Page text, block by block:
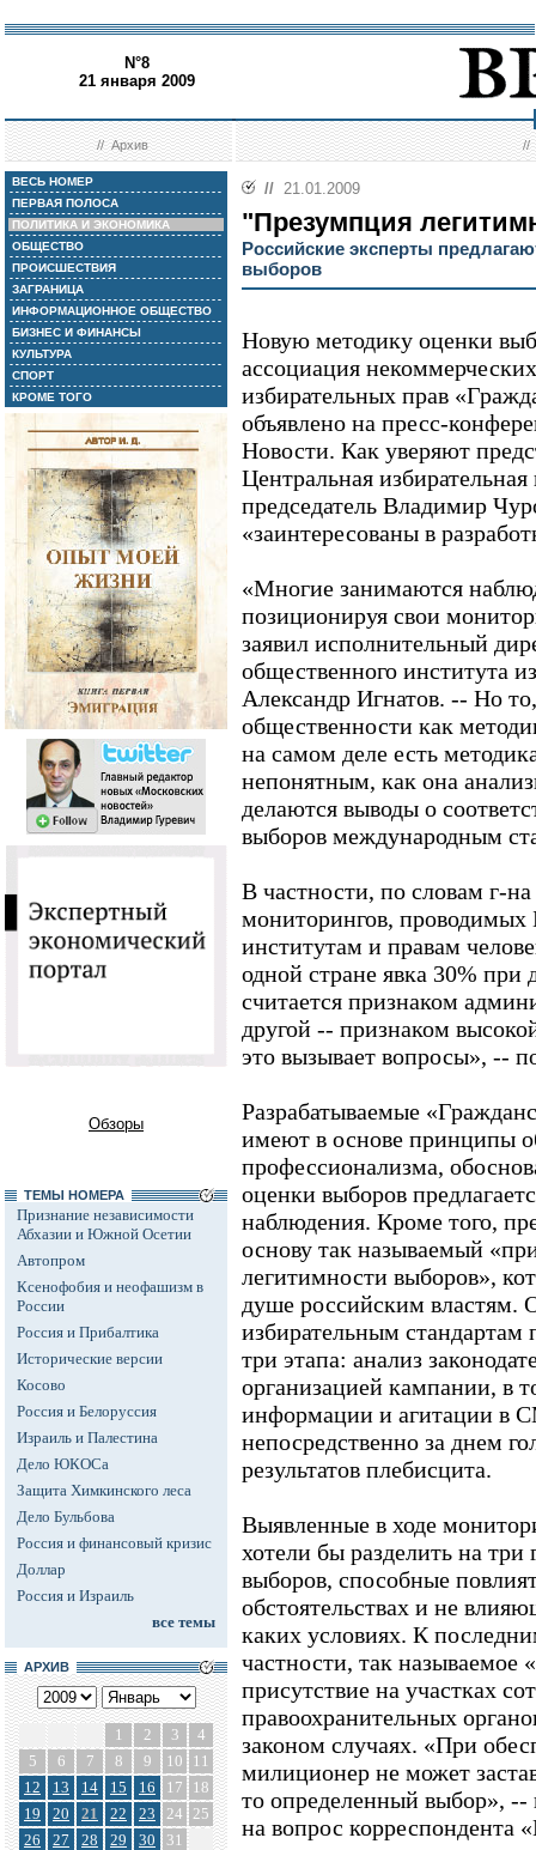
N°8
21 января 2009
//Архив //
ВЕСЬ НОМЕР
ПЕРВАЯ ПОЛОСА
ПОЛИТИКА И ЭКОНОМИКА
ОБЩЕСТВО
ПРОИСШЕСТВИЯ
ЗАГРАНИЦА
ИНФОРМАЦИОННОЕ ОБЩЕСТВО
БИЗНЕС И ФИНАНСЫ
КУЛЬТУРА
СПОРТ
КРОМЕ ТОГО
Обзоры
ТЕМЫ НОМЕРА
Признание независимости
Абхазии и Южной Осетии
Автопром
Ксенофобия и неофашизм в
России
Россия и Прибалтика
Исторические версии
Косово
Россия и Белоруссия
Израиль и Палестина
Дело ЮКОСа
Защита Химкинского леса
Дело Бульбова
Россия и финансовый кризис
Доллар
Россия и Израиль
все темы
АРХИВ
1 2 3
4
5
6 7 8 9 10
11
12
13 14 15 16 17
18
19
20 21 22 23 24 25
26
27 28 29 30 31
// 21.01.2009
"Презумпция
Российские эксперты
выборов
Новую методику оценки
ассоциация
избирательных прав
объявлено на пресс-
Новости. Как уверяют
Центральная
председатель Владимир
«заинтересованы в
«Многие занимаются
позиционируя свои
заявил исполнительный
общественного института
Александр Игнатов. -- Но
общественности как
на самом деле есть
непонятным, как она
делаются выводы о
выборов международным
В частности, по словам г-на
мониторингов,
институтам и правам
одной стране явка 30% при
считается признаком
другой -- признаком
это вызывает вопросы», --
Разрабатываемые
имеют в основе принципы
профессионализма,
оценки выборов
наблюдения. Кроме того,
основу так называемый
легитимности выборов»,
душе российским властям.
избирательным стандартам
три этапа: анализ
организацией кампании, в
информации и агитации в
непосредственно за днем
результатов плебисцита.
Выявленные в ходе
хотели бы разделить на
выборов, способные
обстоятельствах и не
каких условиях. К
частности, так называемое
присутствие на участках
правоохранительных
законом случаях. «При
милиционер не может
то определенный выбор», --
на вопрос корреспондента